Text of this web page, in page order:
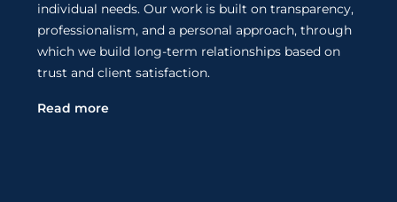
individual needs. Our work is built on transparency,
professionalism, and a personal approach, through
which we build long-term relationships based on
trust and client satisfaction.
Read more